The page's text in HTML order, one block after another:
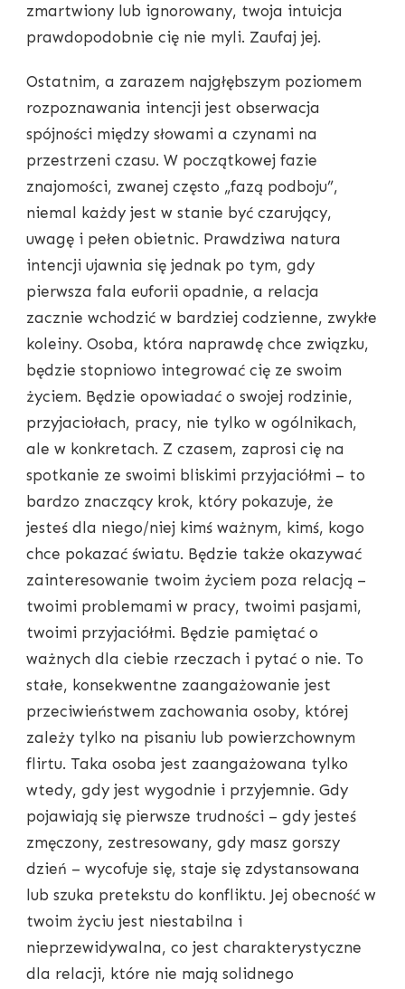
zmartwiony lub ignorowany, twoja intuicja
prawdopodobnie cię nie myli. Zaufaj jej.
Ostatnim, a zarazem najgłębszym poziomem
rozpoznawania intencji jest obserwacja
spójności między słowami a czynami na
przestrzeni czasu. W początkowej fazie
znajomości, zwanej często „fazą podboju”,
niemal każdy jest w stanie być czarujący,
uwagę i pełen obietnic. Prawdziwa natura
intencji ujawnia się jednak po tym, gdy
pierwsza fala euforii opadnie, a relacja
zacznie wchodzić w bardziej codzienne, zwykłe
koleiny. Osoba, która naprawdę chce związku,
będzie stopniowo integrować cię ze swoim
życiem. Będzie opowiadać o swojej rodzinie,
przyjaciołach, pracy, nie tylko w ogólnikach,
ale w konkretach. Z czasem, zaprosi cię na
spotkanie ze swoimi bliskimi przyjaciółmi – to
bardzo znaczący krok, który pokazuje, że
jesteś dla niego/niej kimś ważnym, kimś, kogo
chce pokazać światu. Będzie także okazywać
zainteresowanie twoim życiem poza relacją –
twoimi problemami w pracy, twoimi pasjami,
twoimi przyjaciółmi. Będzie pamiętać o
ważnych dla ciebie rzeczach i pytać o nie. To
stałe, konsekwentne zaangażowanie jest
przeciwieństwem zachowania osoby, której
zależy tylko na pisaniu lub powierzchownym
flirtu. Taka osoba jest zaangażowana tylko
wtedy, gdy jest wygodnie i przyjemnie. Gdy
pojawiają się pierwsze trudności – gdy jesteś
zmęczony, zestresowany, gdy masz gorszy
dzień – wycofuje się, staje się zdystansowana
lub szuka pretekstu do konfliktu. Jej obecność w
twoim życiu jest niestabilna i
nieprzewidywalna, co jest charakterystyczne
dla relacji, które nie mają solidnego